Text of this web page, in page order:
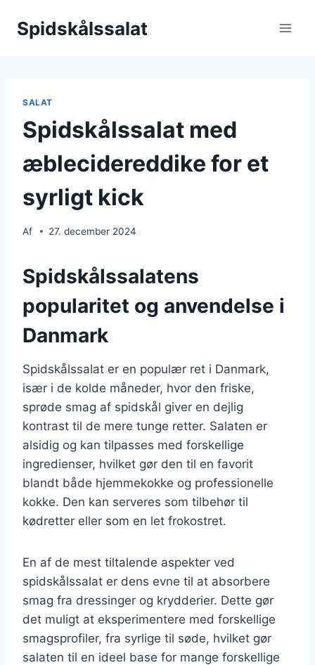
Spidskålssalat
SALAT
Spidskålssalat med
æblecidereddike for et
syrligt kick
Af 27. december 2024
Spidskålssalatens
popularitet og anvendelse i
Danmark
Spidskålssalat er en populær ret i Danmark,
især i de kolde måneder, hvor den friske,
sprøde smag af spidskål giver en dejlig
kontrast til de mere tunge retter. Salaten er
alsidig og kan tilpasses med forskellige
ingredienser, hvilket gør den til en favorit
blandt både hjemmekokke og professionelle
kokke. Den kan serveres som tilbehør til
kødretter eller som en let frokostret.
En af de mest tiltalende aspekter ved
spidskålssalat er dens evne til at absorbere
smag fra dressinger og krydderier. Dette gør
det muligt at eksperimentere med forskellige
smagsprofiler, fra syrlige til søde, hvilket gør
salaten til en ideel base for mange forskellige